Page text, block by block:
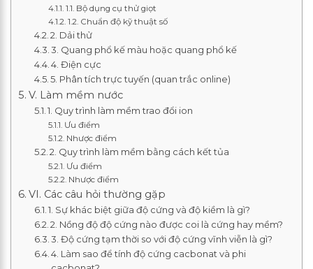
1.1. Bộ dụng cụ thử giọt
1.2. Chuẩn độ kỹ thuật số
2. Dải thử
3. Quang phổ kế màu hoặc quang phổ kế
4. Điện cực
5. Phân tích trực tuyến (quan trắc online)
V. Làm mềm nước
1. Quy trình làm mềm trao đổi ion
Ưu điểm
Nhược điểm
2. Quy trình làm mềm bằng cách kết tủa
Ưu điểm
Nhược điểm
VI. Các câu hỏi thường gặp
1. Sự khác biệt giữa độ cứng và độ kiềm là gì?
2. Nồng độ độ cứng nào được coi là cứng hay mềm?
3. Độ cứng tạm thời so với độ cứng vĩnh viễn là gì?
4. Làm sao để tính độ cứng cacbonat và phi